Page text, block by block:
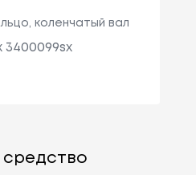
коленчатый вал
3400099sx